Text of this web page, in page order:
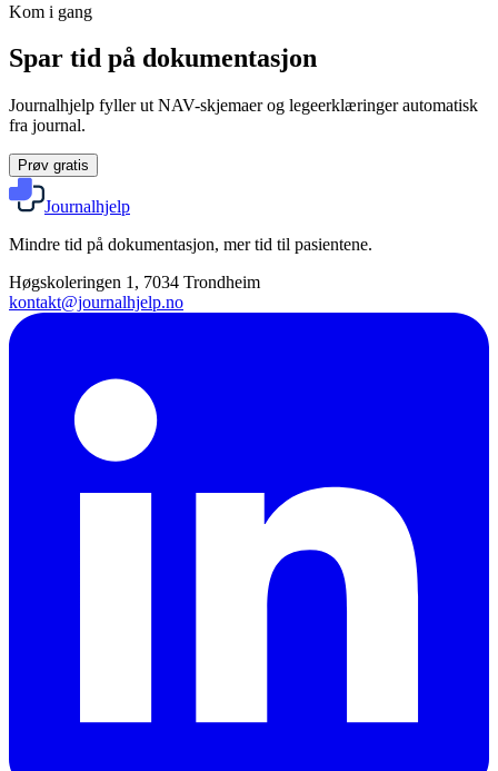
Kom i gang
Spar tid på dokumentasjon
Journalhjelp fyller ut NAV-skjemaer og legeerklæringer automatisk
fra journal.
Prøv gratis
Journalhjelp
Mindre tid på dokumentasjon, mer tid til pasientene.
Høgskoleringen 1, 7034 Trondheim
kontakt@journalhjelp.no